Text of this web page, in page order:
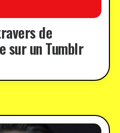
de
sur un Tumblr